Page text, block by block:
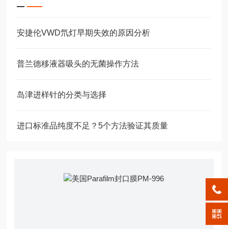
安捷伦VWD氘灯早期失效的原因分析
普兰德移液器吸头的无菌操作方法
岛津进样针的分类与选择
进口标准品纯度不足？5个方法验证其质量